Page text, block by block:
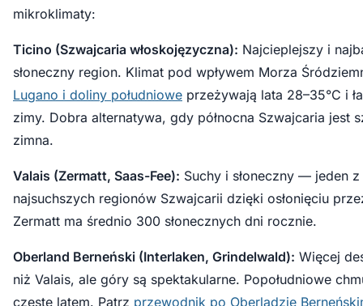
mikroklimaty:
Ticino (Szwajcaria włoskojęzyczna): Najcieplejszy i
słoneczny region. Klimat pod wpływem Morza
Lugano i doliny południowe przeżywają lata 28–35°C i
zimy. Dobra alternatywa, gdy północna Szwajcaria jest
zimna.
Valais (Zermatt, Saas-Fee): Suchy i słoneczny — jeden z
najsuchszych regionów Szwajcarii dzięki osłonięciu
Zermatt ma średnio 300 słonecznych dni rocznie.
Oberland Berneński (Interlaken, Grindelwald): Więcej
niż Valais, ale góry są spektakularne. Popołudniowe
częste latem. Patrz przewodnik po Oberladzie